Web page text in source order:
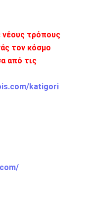
νέους τρόπους
τον κόσμο
από τις
katigori